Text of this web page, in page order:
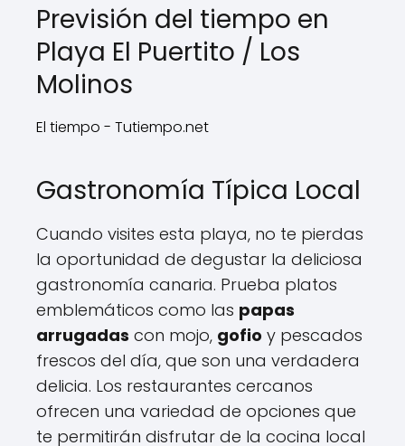
Previsión del tiempo en
Playa El Puertito / Los
Molinos
El tiempo - Tutiempo.net
Gastronomía Típica Local
Cuando visites esta playa, no te pierdas
la oportunidad de degustar la deliciosa
gastronomía canaria. Prueba platos
emblemáticos como las papas
arrugadas con mojo, gofio y pescados
frescos del día, que son una verdadera
delicia. Los restaurantes cercanos
ofrecen una variedad de opciones que
te permitirán disfrutar de la cocina local